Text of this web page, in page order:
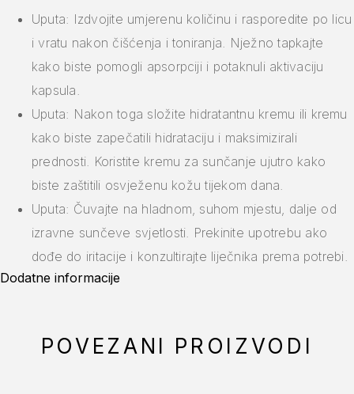
Uputa: Izdvojite umjerenu količinu i rasporedite po licu
i vratu nakon čišćenja i toniranja. Nježno tapkajte
kako biste pomogli apsorpciji i potaknuli aktivaciju
kapsula.
Uputa: Nakon toga složite hidratantnu kremu ili kremu
kako biste zapečatili hidrataciju i maksimizirali
prednosti. Koristite kremu za sunčanje ujutro kako
biste zaštitili osvježenu kožu tijekom dana.
Uputa: Čuvajte na hladnom, suhom mjestu, dalje od
izravne sunčeve svjetlosti. Prekinite upotrebu ako
dođe do iritacije i konzultirajte liječnika prema potrebi.
Dodatne informacije
POVEZANI PROIZVODI